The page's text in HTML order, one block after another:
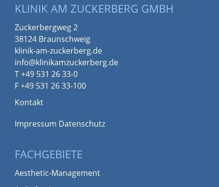
KLINIK AM ZUCKERBERG GMBH
Zuckerbergweg 2
38124 Braunschweig
klinik-am-zuckerberg.de
info@klinikamzuckerberg.de
T +49 531 26 33-0
F +49 531 26 33-100
Kontakt
Impressum Datenschutz
FACHGEBIETE
Aesthetic-Management